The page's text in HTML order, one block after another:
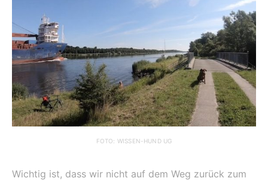
FOTO: WISSEN-HUND UG
Wichtig ist, dass wir nicht auf dem Weg zurück zum